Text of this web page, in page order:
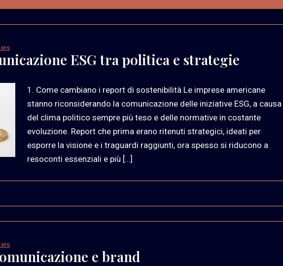
ESG tra politica e strategie
1. Come cambiano i report di sostenibilità Le imprese americane
stanno riconsiderando la comunicazione delle iniziative ESG, a causa
del clima politico sempre più teso e delle normative in costante
evoluzione. Report che prima erano ritenuti strategici, ideati per
esporre la visione e i traguardi raggiunti, ora spesso si riducono a
resoconti essenziali e più […]
e brand